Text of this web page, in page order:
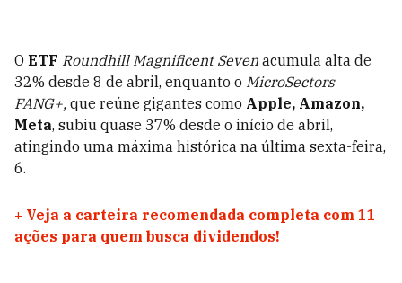
O ETF Roundhill Magnificent Seven acumula alta de
32% desde 8 de abril, enquanto o MicroSectors
FANG+, que reúne gigantes como Apple, Amazon,
Meta, subiu quase 37% desde o início de abril,
atingindo uma máxima histórica na última sexta-feira,
6.
+ Veja a carteira recomendada completa com 11
ações para quem busca dividendos!